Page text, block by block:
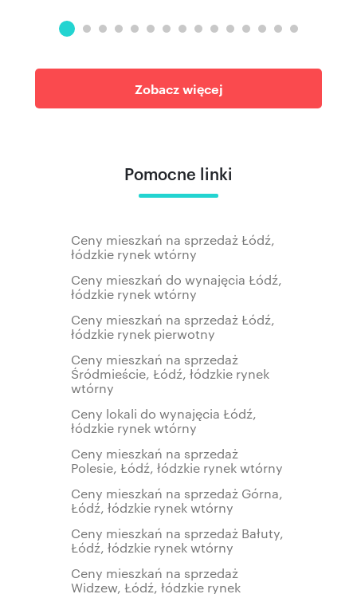
Zobacz więcej
Pomocne linki
Ceny mieszkań na sprzedaż Łódź,
łódzkie rynek wtórny
Ceny mieszkań do wynajęcia Łódź,
łódzkie rynek wtórny
Ceny mieszkań na sprzedaż Łódź,
łódzkie rynek pierwotny
Ceny mieszkań na sprzedaż
Śródmieście, Łódź, łódzkie rynek
wtórny
Ceny lokali do wynajęcia Łódź,
łódzkie rynek wtórny
Ceny mieszkań na sprzedaż
Polesie, Łódź, łódzkie rynek wtórny
Ceny mieszkań na sprzedaż Górna,
Łódź, łódzkie rynek wtórny
Ceny mieszkań na sprzedaż Bałuty,
Łódź, łódzkie rynek wtórny
Ceny mieszkań na sprzedaż
Widzew, Łódź, łódzkie rynek